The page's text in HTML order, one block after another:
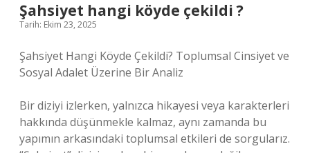
Şahsiyet hangi köyde çekildi ?
Tarih: Ekim 23, 2025
Şahsiyet Hangi Köyde Çekildi? Toplumsal Cinsiyet ve
Sosyal Adalet Üzerine Bir Analiz
Bir diziyi izlerken, yalnızca hikayesi veya karakterleri
hakkında düşünmekle kalmaz, aynı zamanda bu
yapımın arkasındaki toplumsal etkileri de sorgularız.